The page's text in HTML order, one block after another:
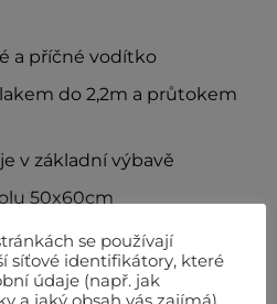
a příčné vodítko
do 2,2m a průtokem
v základní výbavě
50x60cm
zvedací popruhy, 1x
Sankyo, brusný
brus hrubost 120 s
se používají
síťové identifikátory, které
údaje (např. jak